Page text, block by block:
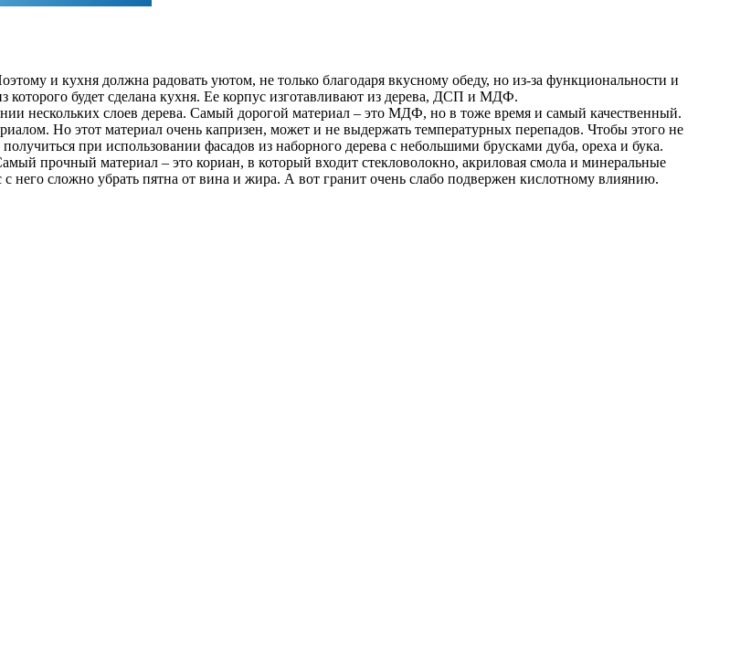
и кухня должна радовать уютом, не только благодаря вкусному обеду, но из-за функциональности и
будет сделана кухня. Ее корпус изготавливают из дерева, ДСП и МДФ.
нескольких слоев дерева. Самый дорогой материал – это МДФ, но в тоже время и самый качественный.
Но этот материал очень капризен, может и не выдержать температурных перепадов. Чтобы этого не
при использовании фасадов из наборного дерева с небольшими брусками дуба, ореха и бука.
прочный материал – это кориан, в который входит стекловолокно, акриловая смола и минеральные
него сложно убрать пятна от вина и жира. А вот гранит очень слабо подвержен кислотному влиянию.